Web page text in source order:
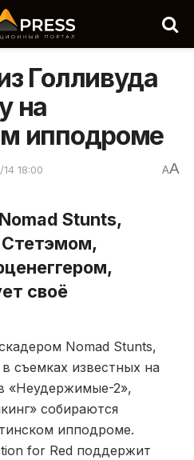
Голливуда
на
ипподроме
18:00 AA
Stunts,
своё
Nomad Stunts,
съемках известных на
«Неудержимые-2»,
собираются
ипподроме.
for Red поддержит